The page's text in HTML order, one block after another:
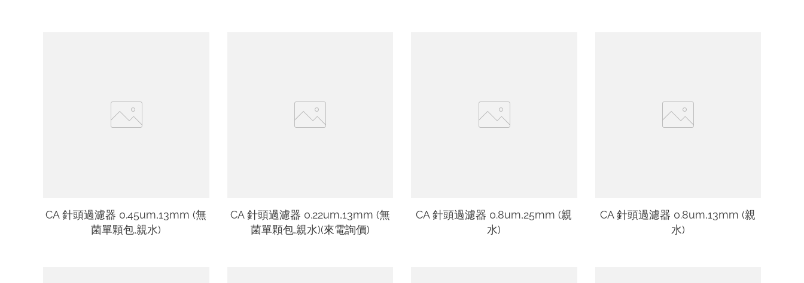
CA 針頭過濾器 0.45um,13mm (無
菌單顆包,親水)
CA 針頭過濾器 0.22um,13mm (無
菌單顆包,親水)(來電詢價)
CA 針頭過濾器 0.8um,25mm (親
水)
CA 針頭過濾器 0.8um,13mm (親
水)